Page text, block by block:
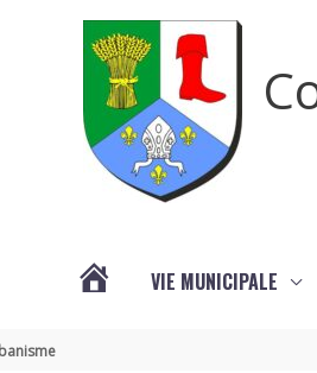
VIE MUNICIPALE